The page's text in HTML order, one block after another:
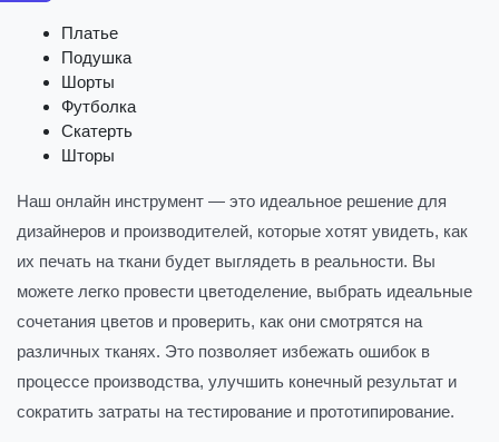
Платье
Подушка
Шорты
Футболка
Скатерть
Шторы
Наш онлайн инструмент — это идеальное решение для
дизайнеров и производителей, которые хотят увидеть, как
их печать на ткани будет выглядеть в реальности. Вы
можете легко провести цветоделение, выбрать идеальные
сочетания цветов и проверить, как они смотрятся на
различных тканях. Это позволяет избежать ошибок в
процессе производства, улучшить конечный результат и
сократить затраты на тестирование и прототипирование.